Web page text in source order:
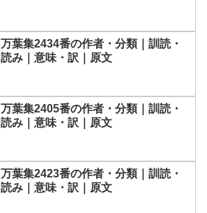
万葉集2434番の作者・分類｜訓読・
読み｜意味・訳｜原文
万葉集2405番の作者・分類｜訓読・
読み｜意味・訳｜原文
万葉集2423番の作者・分類｜訓読・
読み｜意味・訳｜原文